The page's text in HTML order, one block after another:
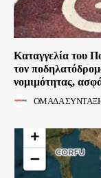
Καταγγελία του
τον
νομιμότητας,
ΟΜΑΔΑ